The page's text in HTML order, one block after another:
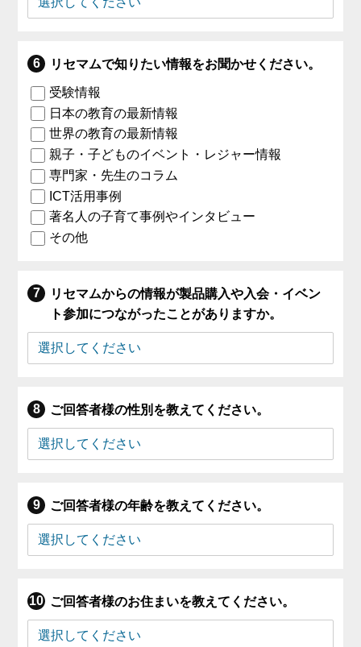
リセマムで知りたい情報をお聞かせください。
受験情報
日本の教育の最新情報
世界の教育の最新情報
親子・子どものイベント・レジャー情報
専門家・先生のコラム
ICT活用事例
著名人の子育て事例やインタビュー
その他
リセマムからの情報が製品購入や入会・イベン
ト参加につながったことがありますか。
ご回答者様の性別を教えてください。
ご回答者様の年齢を教えてください。
ご回答者様のお住まいを教えてください。